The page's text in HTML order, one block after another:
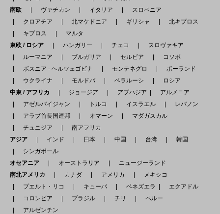
南欧
ヴァチカン イタリア
スロベニア
クロアチア
北マケドニア ギリシャ
北キプロス
キプロス
マルタ
東欧 / ロシア
ハンガリー チェコ
スロヴァキア
ルーマニア
ブルガリア セルビア
コソボ
ボスニア - ヘルツェゴビナ
モンテネグロ
ポーランド
ウクライナ
モルドバ ベラルーシ
ロシア
中東 / アフリカ
ジョージア アブハジア
アルメニア
アゼルバイジャン
トルコ イスラエル
レバノン
アラブ首長国連邦
オマーン
マダガスカル
チュニジア
南アフリカ
アジア
インド 日本 中国 台湾
韓国
シンガポール
オセアニア
オーストラリア
ニュージーランド
南北アメリカ
カナダ アメリカ
メキシコ
プエルト・リコ
キューバ ベネズエラ
エクアドル
コロンビア
ブラジル チリ
ペルー
アルゼンチン